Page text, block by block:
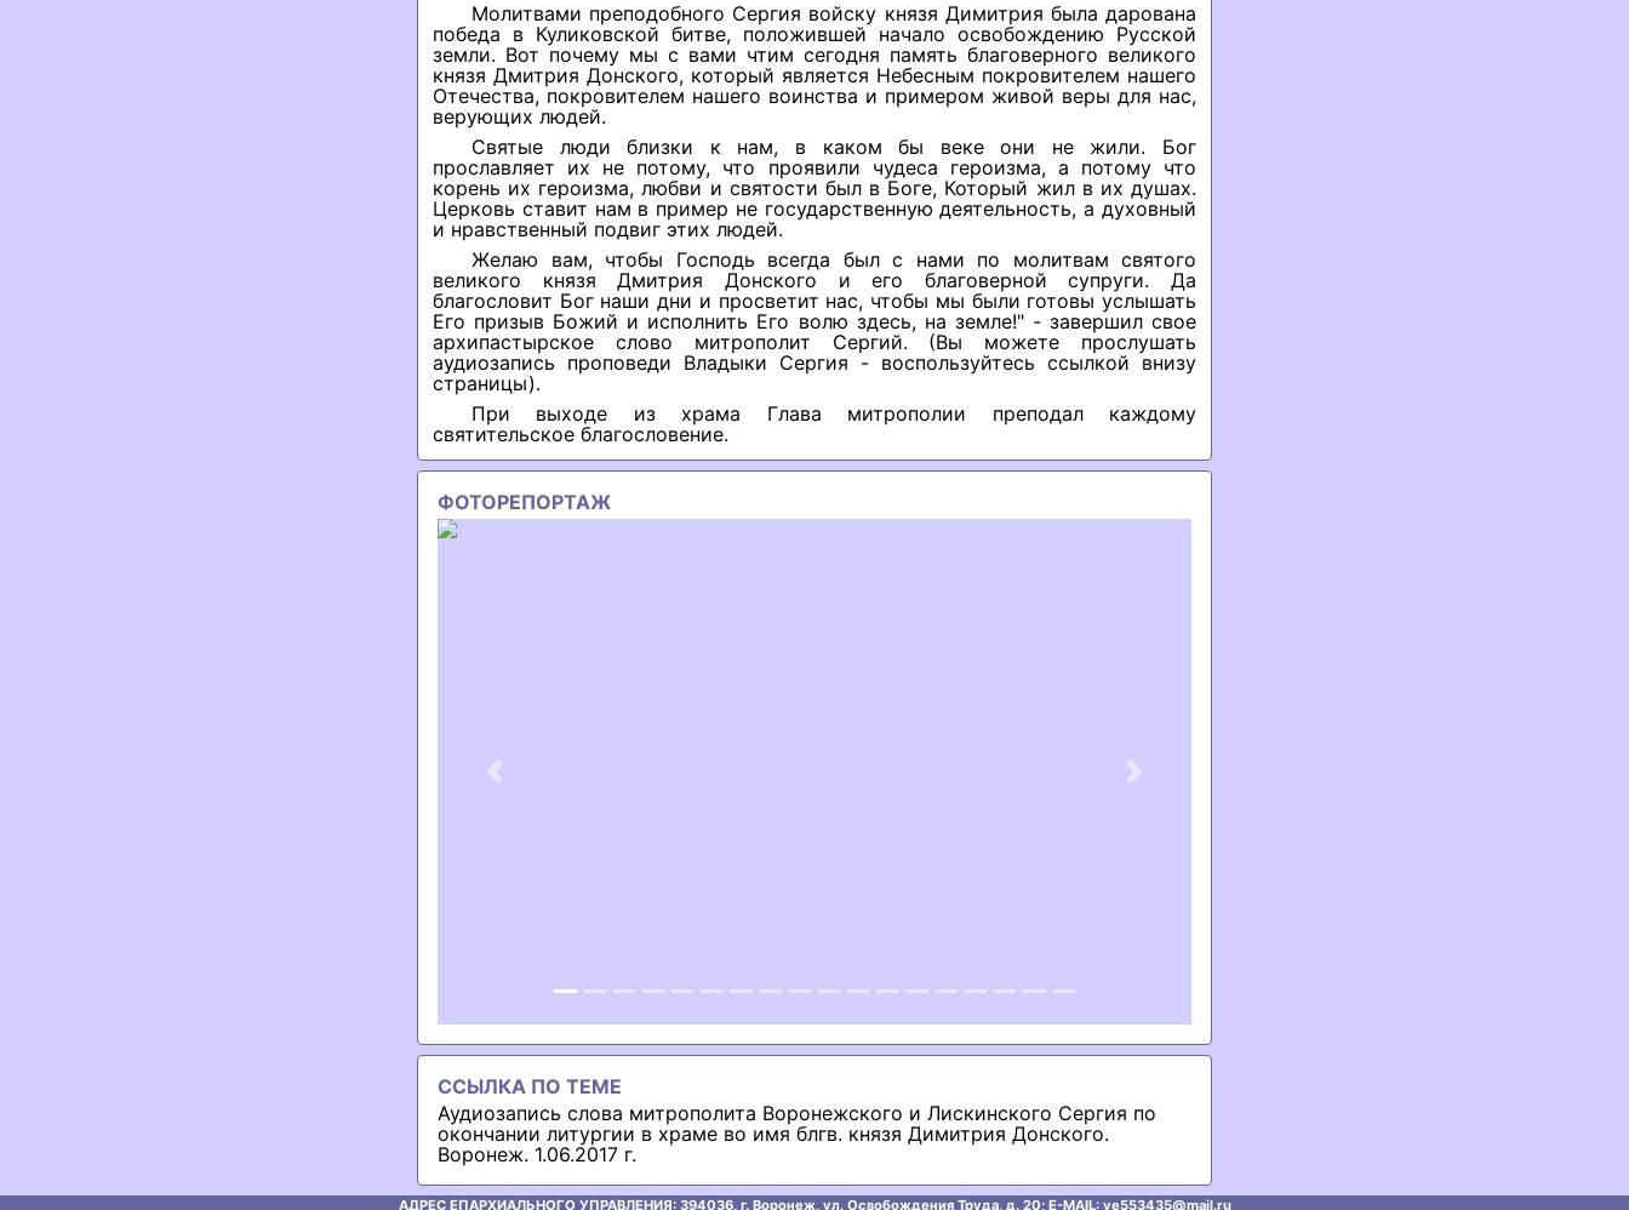
Молитвами преподобного Сергия войску князя Димитрия была дарована
победа в Куликовской битве, положившей начало освобождению Русской
земли. Вот почему мы с вами чтим сегодня память благоверного великого
князя Дмитрия Донского, который является Небесным покровителем нашего
Отечества, покровителем нашего воинства и примером живой веры для нас,
верующих людей.
Святые люди близки к нам, в каком бы веке они не жили. Бог
прославляет их не потому, что проявили чудеса героизма, а потому что
корень их героизма, любви и святости был в Боге, Который жил в их душах.
Церковь ставит нам в пример не государственную деятельность, а духовный
и нравственный подвиг этих людей.
Желаю вам, чтобы Господь всегда был с нами по молитвам святого
великого князя Дмитрия Донского и его благоверной супруги. Да
благословит Бог наши дни и просветит нас, чтобы мы были готовы услышать
Его призыв Божий и исполнить Его волю здесь, на земле!" - завершил свое
архипастырское слово митрополит Сергий. (Вы можете прослушать
аудиозапись проповеди Владыки Сергия - воспользуйтесь ссылкой внизу
страницы).
При выходе из храма Глава митрополии преподал каждому
святительское благословение.
ФОТОРЕПОРТАЖ
Previous Next
ССЫЛКА ПО ТЕМЕ
Аудиозапись слова митрополита Воронежского и Лискинского Сергия по
окончании литургии в храме во имя блгв. князя Димитрия Донского.
Воронеж. 1.06.2017 г.
АДРЕС ЕПАРХИАЛЬНОГО УПРАВЛЕНИЯ: 394036, г. Воронеж, ул. Освобождения Труда, д. 20; E-MAIL: ve553435@mаil.ru